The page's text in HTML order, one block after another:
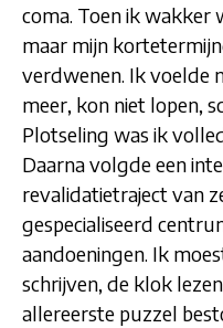
coma. Toen ik wakker
maar mijn
verdwenen. Ik voelde
meer, kon niet lopen,
Plotseling was ik
Daarna volgde een
revalidatietraject van
gespecialiseerd
aandoeningen. Ik
schrijven, de klok
allereerste puzzel